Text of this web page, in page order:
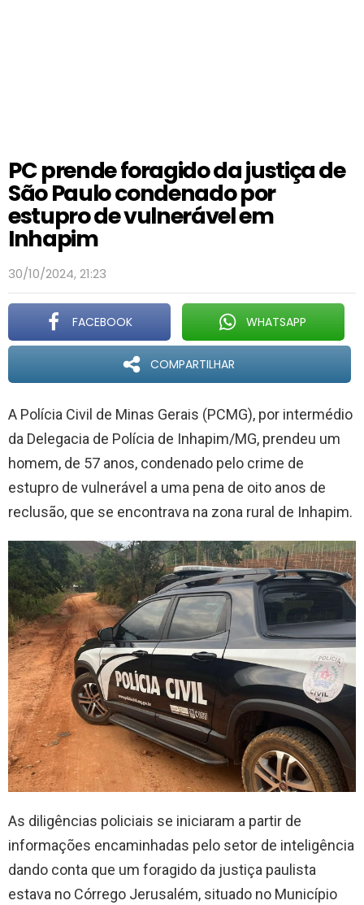
PC prende foragido da justiça de
São Paulo condenado por
estupro de vulnerável em
Inhapim
30/10/2024, 21:23
FACEBOOK WHATSAPP
COMPARTILHAR
A Polícia Civil de Minas Gerais (PCMG), por intermédio
da Delegacia de Polícia de Inhapim/MG, prendeu um
homem, de 57 anos, condenado pelo crime de
estupro de vulnerável a uma pena de oito anos de
reclusão, que se encontrava na zona rural de Inhapim.
As diligências policiais se iniciaram a partir de
informações encaminhadas pelo setor de inteligência
dando conta que um foragido da justiça paulista
estava no Córrego Jerusalém, situado no Município